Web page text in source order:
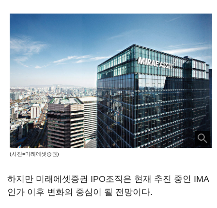
(사진=미래에셋증권)
하지만 미래에셋증권 IPO조직은 현재 추진 중인 IMA
인가 이후 변화의 중심이 될 전망이다.